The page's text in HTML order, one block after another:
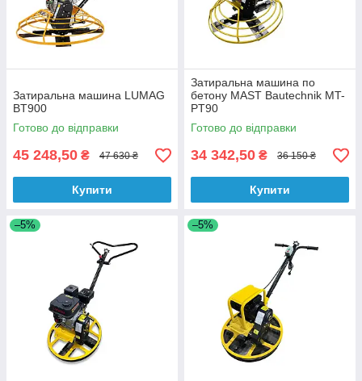
Затиральна машина LUMAG
BT900
Готово до відправки
45 248,50 ₴ 47 630 ₴
Купити
Затиральна машина по
бетону MAST Bautechnik MT-
PT90
Готово до відправки
34 342,50 ₴ 36 150 ₴
Купити
–5% –5%